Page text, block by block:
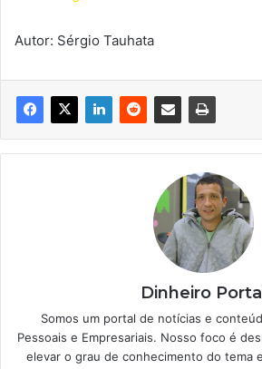
Autor: Sérgio Tauhata
Dinheiro Portal
Somos um portal de notícias e
Pessoais e Empresariais. Nosso foco é
elevar o grau de conhecimento do tema